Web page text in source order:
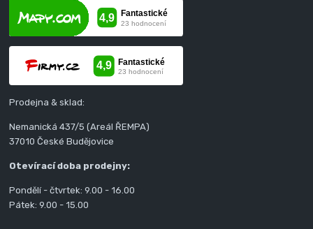
Prodejna & sklad:
Nemanická 437/5 (Areál ŘEMPA)
37010 České Budějovice
Otevírací doba prodejny:
Pondělí - čtvrtek: 9.00 - 16.00
Pátek: 9.00 - 15.00